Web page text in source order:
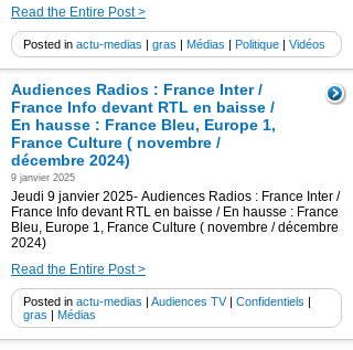
Read the Entire Post >
Posted in actu-medias | gras | Médias | Politique | Vidéos
Audiences Radios : France Inter /
France Info devant RTL en baisse /
En hausse : France Bleu, Europe 1,
France Culture ( novembre /
décembre 2024)
9 janvier 2025
Jeudi 9 janvier 2025- Audiences Radios : France Inter /
France Info devant RTL en baisse / En hausse : France
Bleu, Europe 1, France Culture ( novembre / décembre
2024)
Read the Entire Post >
Posted in actu-medias | Audiences TV| Confidentiels |
gras | Médias